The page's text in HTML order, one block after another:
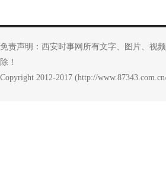
免责声明：西安时事网所有文字、图片、视
除！
Copyright 2012-2017 (http://